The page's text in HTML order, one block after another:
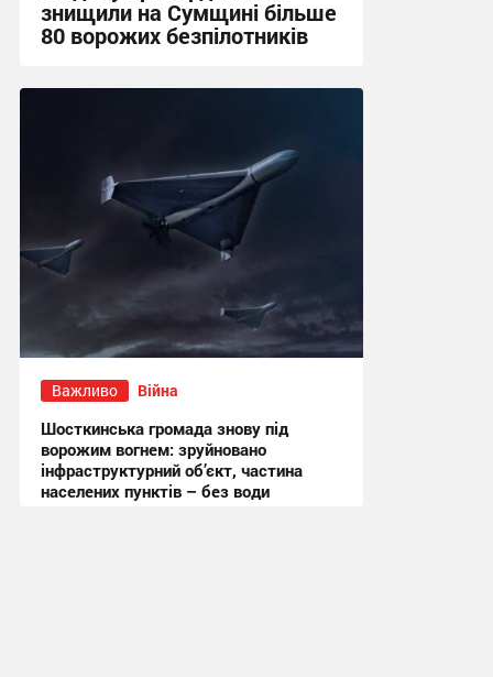
знищили на Сумщині більше
80 ворожих безпілотників
Важливо Війна
Шосткинська громада знову під
ворожим вогнем: зруйновано
інфраструктурний об’єкт, частина
населених пунктів – без води